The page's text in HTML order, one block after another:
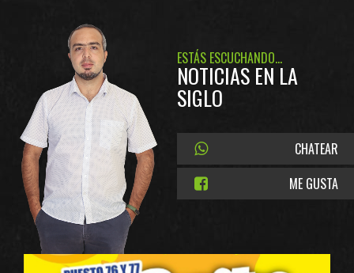
ESTÁS ESCUCHANDO...
NOTICIAS EN LA
SIGLO
CHATEAR
ME GUSTA